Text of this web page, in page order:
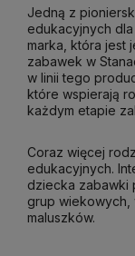
Coraz więcej
edukacyjnych.
dziecka zabawki
grup wiekowych,
maluszków.
Jedną z
edukacyjnych
marka, która jest
zabawek w
w linii tego
które wspierają
każdym etapie